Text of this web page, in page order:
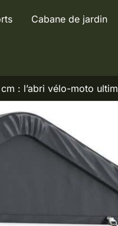
Cabane de jardin
: l’abri vélo-moto